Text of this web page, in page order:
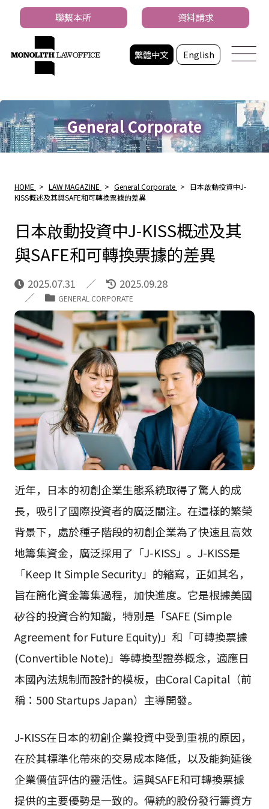
繁體中文 English
聯繫本所 資料請求
General Corporate
HOME > LAW MAGAZINE > General Corporate > 日本啟動投資中J-
KISS概述及其與SAFE和可轉換票據的差異
日本啟動投資中J-KISS概述及其
與SAFE和可轉換票據的差異
2025.07.31 2025.09.28
GENERAL CORPORATE
近年，日本的初創企業生態系統取得了驚人的成
長，吸引了國際投資者的廣泛關注。在這樣的繁榮
背景下，處於種子階段的初創企業為了快速且高效
地籌集資金，廣泛採用了「J-KISS」。J-KISS是
「Keep It Simple Security」的縮寫，正如其名，
旨在簡化資金籌集過程，加快進度。它是根據美國
矽谷的投資合約知識，特別是「SAFE (Simple
Agreement for Future Equity)」和「可轉換票據
(Convertible Note)」等轉換型證券概念，適應日
本國內法規制而設計的模板，由Coral Capital（前
稱：500 Startups Japan）主導開發。
J-KISS在日本的初創企業投資中受到重視的原因，
在於其標準化帶來的交易成本降低，以及能夠延後
企業價值評估的靈活性。這與SAFE和可轉換票據
提供的主要優勢是一致的。傳統的股份發行籌資方